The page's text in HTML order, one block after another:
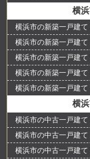
横
横浜市の新築一戸建
横浜市の新築一戸建
横浜市の新築一戸建
横浜市の新築一戸建
横浜市の新築一戸建
横
横浜市の中古一戸建
横浜市の中古一戸建
横浜市の中古一戸建